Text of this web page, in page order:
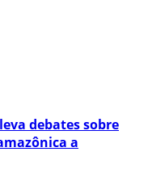
debates sobre
a